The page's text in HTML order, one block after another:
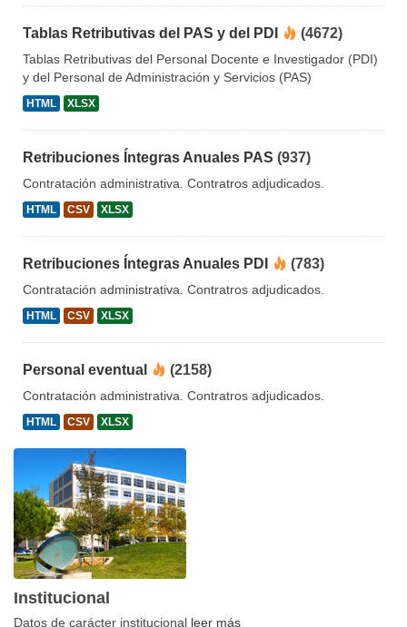
Tablas Retributivas del PAS y del PDI (4672)
Tablas Retributivas del Personal Docente e Investigador (PDI)
y del Personal de Administración y Servicios (PAS)
HTML XLSX
Retribuciones Íntegras Anuales PAS (937)
Contratación administrativa. Contratros adjudicados.
HTML CSV XLSX
Retribuciones Íntegras Anuales PDI (783)
Contratación administrativa. Contratros adjudicados.
HTML CSV XLSX
Personal eventual (2158)
Contratación administrativa. Contratros adjudicados.
HTML CSV XLSX
Institucional
Datos de carácter institucional leer más